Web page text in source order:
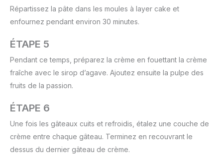
Répartissez la pâte dans les moules à layer cake et
enfournez pendant environ 30 minutes.
ÉTAPE 5
Pendant ce temps, préparez la crème en fouettant la crème
fraîche avec le sirop d’agave. Ajoutez ensuite la pulpe des
fruits de la passion.
ÉTAPE 6
Une fois les gâteaux cuits et refroidis, étalez une couche de
crème entre chaque gâteau. Terminez en recouvrant le
dessus du dernier gâteau de crème.